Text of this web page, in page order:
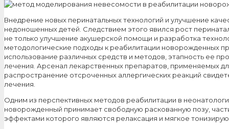
Внедрение новых перинатальных технологий и улучшение
недоношенных детей. Следствием этого явился рост
не только улучшение акушерской помощи и разработка
методологические подходы к реабилитации новорожденных
использование различных средств и методов, этапность ее
лечения. Арсенал лекарственных препаратов, применяемых
распространение отсроченных аллергических реакций
лечения.
Одним из перспективных методов реабилитации в
новорожденный принимает свободную раскованную позу,
эффектами которого являются релаксация и мягкое